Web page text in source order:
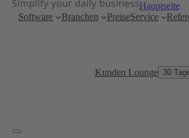
Hauptseite
Software
Branchen PreiseService
Kunden Lounge 30